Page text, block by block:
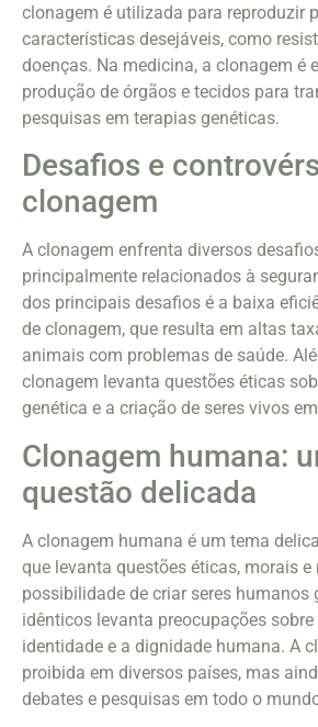
clonagem é utilizada para reproduzir
características desejáveis, como
doenças. Na medicina, a clonagem é
produção de órgãos e tecidos para
pesquisas em terapias genéticas.
Desafios e
clonagem
A clonagem enfrenta diversos
principalmente relacionados à
dos principais desafios é a baixa
de clonagem, que resulta em altas
animais com problemas de saúde.
clonagem levanta questões éticas
genética e a criação de seres vivos
Clonagem humana:
questão delicada
A clonagem humana é um tema
que levanta questões éticas, morais e
possibilidade de criar seres humanos
idênticos levanta preocupações
identidade e a dignidade humana. A
proibida em diversos países, mas
debates e pesquisas em todo o